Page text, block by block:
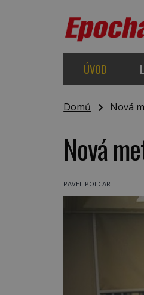
ÚVOD
Domů Nová
Nová
PAVEL POLCAR